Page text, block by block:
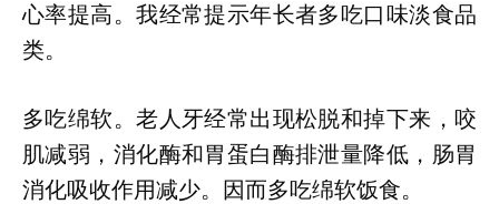
心率提高。我经常提示年长者多吃口味淡食品
类。
多吃绵软。老人牙经常出现松脱和掉下来，咬
肌减弱，消化酶和胃蛋白酶排泄量降低，肠胃
消化吸收作用减少。因而多吃绵软饭食。